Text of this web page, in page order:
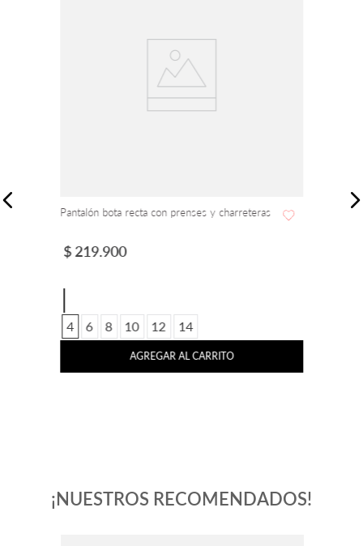
Pantalón bota recta con prenses y charreteras
$ 219.900
4 6 8 10 12 14
AGREGAR AL CARRITO
¡NUESTROS RECOMENDADOS!